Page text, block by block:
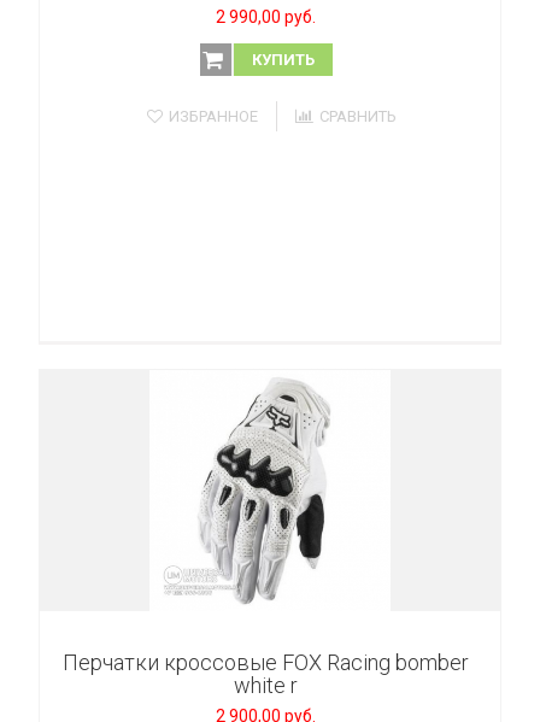
2 990,00 руб.
КУПИТЬ
ИЗБРАННОЕ СРАВНИТЬ
Перчатки кроссовые FOX Racing bomber
white r
2 900,00 руб.